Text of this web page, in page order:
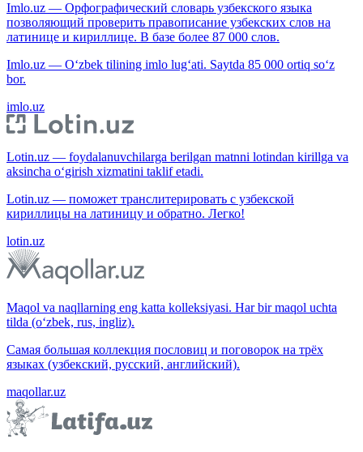
Imlo.uz — Орфографический словарь узбекского языка
позволяющий проверить правописание узбекских слов на
латинице и кириллице. В базе более 87 000 слов.
Imlo.uz — O‘zbek tilining imlo lug‘ati. Saytda 85 000 ortiq so‘z
bor.
imlo.uz
Lotin.uz — foydalanuvchilarga berilgan matnni lotindan kirillga va
aksincha o‘girish xizmatini taklif etadi.
Lotin.uz — поможет транслитерировать с узбекской
кириллицы на латиницу и обратно. Легко!
lotin.uz
Maqol va naqllarning eng katta kolleksiyasi. Har bir maqol uchta
tilda (o‘zbek, rus, ingliz).
Самая большая коллекция пословиц и поговорок на трёх
языках (узбекский, русский, английский).
maqollar.uz